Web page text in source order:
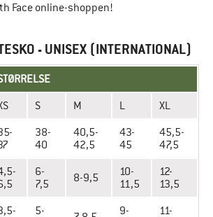
Face online-shoppen!
- UNISEX (INTERNATIONAL)
S M L XL
38-
40
40,5-
42,5
43-
45
45,5-
47,5
6-
7,5
8-9,5
10-
11,5
12-
13,5
5-
9-
11-